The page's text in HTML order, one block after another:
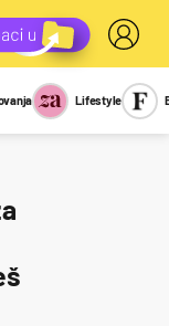
Report
Lifestyle